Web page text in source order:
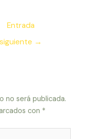
Entrada
siguiente →
no será publicada.
con *